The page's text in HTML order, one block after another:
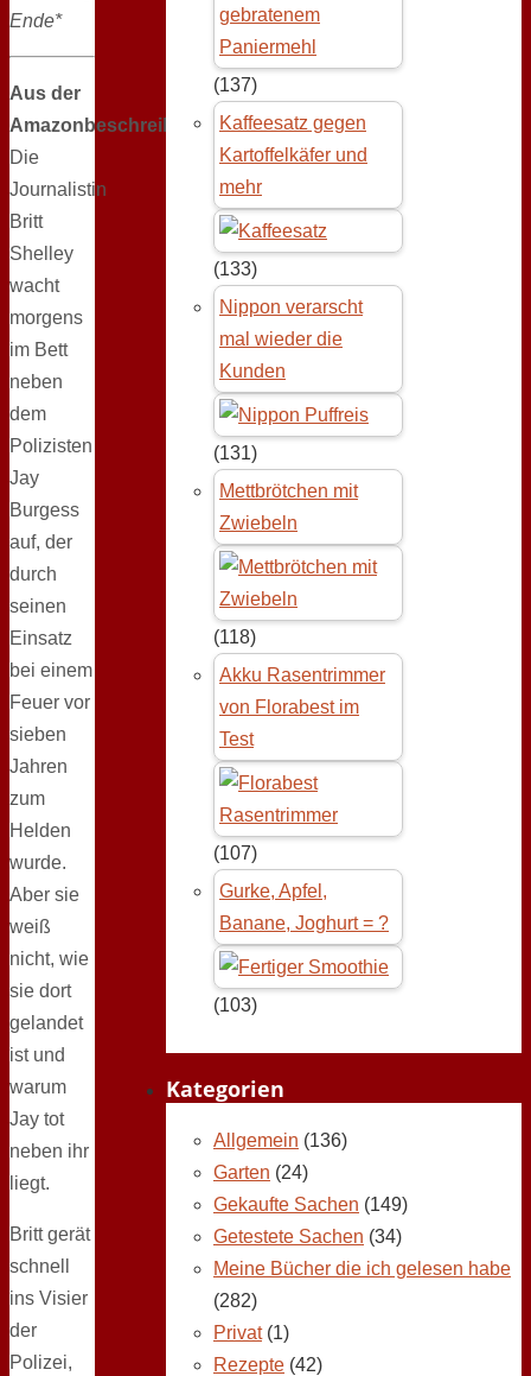
Ende*
Aus der
Amazonbeschreibung:
Die
Journalistin
Britt
Shelley
wacht
morgens
im Bett
neben
dem
Polizisten
Jay
Burgess
auf, der
durch
seinen
Einsatz
bei einem
Feuer vor
sieben
Jahren
zum
Helden
wurde.
Aber sie
weiß
nicht, wie
sie dort
gelandet
ist und
warum
Jay tot
neben ihr
liegt.
Britt gerät
schnell
ins Visier
der
Polizei,
(137)
Kaffeesatz gegen
Kartoffelkäfer und
mehr
(133)
Nippon verarscht
mal wieder die
Kunden
(131)
Mettbrötchen mit
Zwiebeln
(118)
Akku Rasentrimmer
von Florabest im
Test
(107)
Gurke, Apfel,
Banane, Joghurt = ?
(103)
Kategorien
Allgemein (136)
Garten (24)
Gekaufte Sachen (149)
Getestete Sachen (34)
Meine Bücher die ich gelesen habe
(282)
Privat(1)
Rezepte (42)